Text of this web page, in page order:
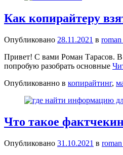
Как копирайтеру
Опубликовано 28.11.2021 в roman
Привет! С вами Роман Тарасов. В
попробую разобрать основные
Опубликованно в копирайтинг,
Что такое
Опубликовано 31.10.2021 в